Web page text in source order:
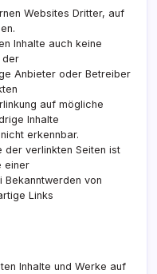
Websites Dritter, auf
Inhalte auch keine
der
Anbieter oder Betreiber
auf mögliche
Inhalte
erkennbar.
der verlinkten Seiten ist
einer
Bekanntwerden von
Links
Inhalte und Werke auf